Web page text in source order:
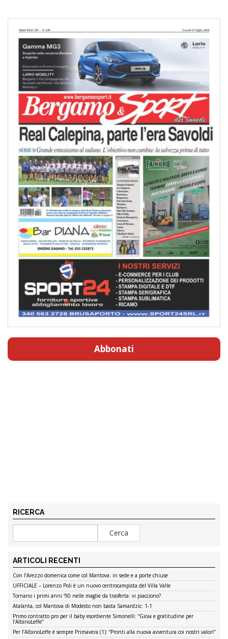
Abbonati
RICERCA
ARTICOLI RECENTI
Con l’Arezzo domenica come col Mantova: in sede e a porte chiuse
UFFICIALE – Lorenzo Poli è un nuovo centrocampista del Villa Valle
Tornano i primi anni ’90 nelle maglie da trasferta: vi piacciono?
Atalanta, col Mantova di Modesto non basta Samardzic: 1-1
Primo contratto pro per il baby esordiente Simonelli: “Gioia e gratitudine per
l’AlbinoLeffe”
Per l’AlbinoLeffe è sempre Primavera (1): “Pronti alla nuova avventura coi nostri valori”